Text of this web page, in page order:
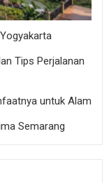
Tips Perjalanan
untuk Alam
Semarang